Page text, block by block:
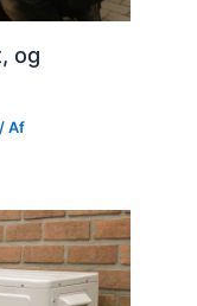
og
/ Af